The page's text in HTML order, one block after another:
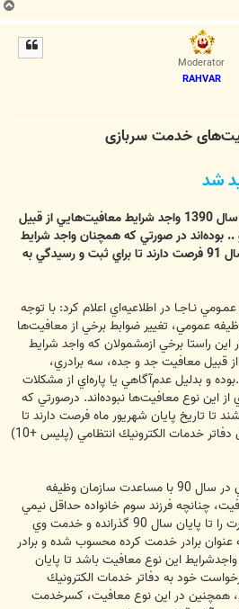
Moderator
RAHVAR
شد
مشمولان غيرغايبي كه تا پايان سال 1390 واجد شرايط معافيت‌هايي از قبيل
بوده‌اند در صورتي كه همچنان واجد شرايط
معافيت هستند تا 31 شهريور سال 91 فرصت دارند تا براي ثبت و رسيدگي به
نـاجـا در اطلاعيه‌اي اعلام كرد: با توجه
عمومي، تغيير ضوابط برخي از معافيت‌ها
راستا برخي ازمشمولان كه واجد شرايط
معافيت‌هاي اجرايي سال 1390 از قبيل معافيت جد و جده، سه برادري،
و بدليل عدم‌آگاهي يا پاره‌اي از مشكلات
از اين نوع معافيت‌ها نبوده‌اند. درصورتي كه
تا تاريخ پايان شهريور ماه فرصت دارند تا
براي ثبت درخواست خود از طريق دفاتر خدمات الكترونيك انتظامي (پليس +10)
واجدان شرايط معافيت سه‌برادري در سال 90 با مساعدت سازمان وظيفه
چنانچه فرزند سوم خانواده حداقل نيمي
(9ماه) از مدت خدمت دوره ضرورت را تا پايان سال 90 گذرانده و خدمت وي
عنوان برادر خدمت كرده محسوب شده و برادر
اين نوع معافيت باشد تا پايان
خود به دفاتر خدمات الكترونيك
كند، همچنين در اين نوع معافيت، كسرخدمت